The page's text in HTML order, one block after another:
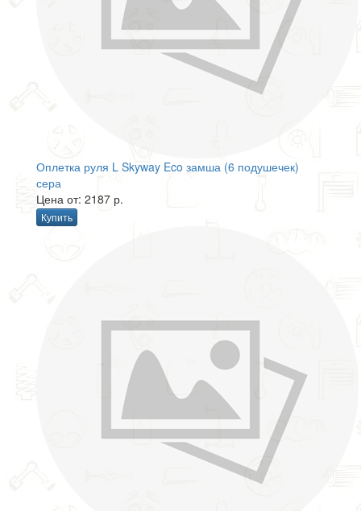
Оплетка руля L Skyway Eco замша (6 подушечек)
сера
Цена от: 2187 р.
Купить